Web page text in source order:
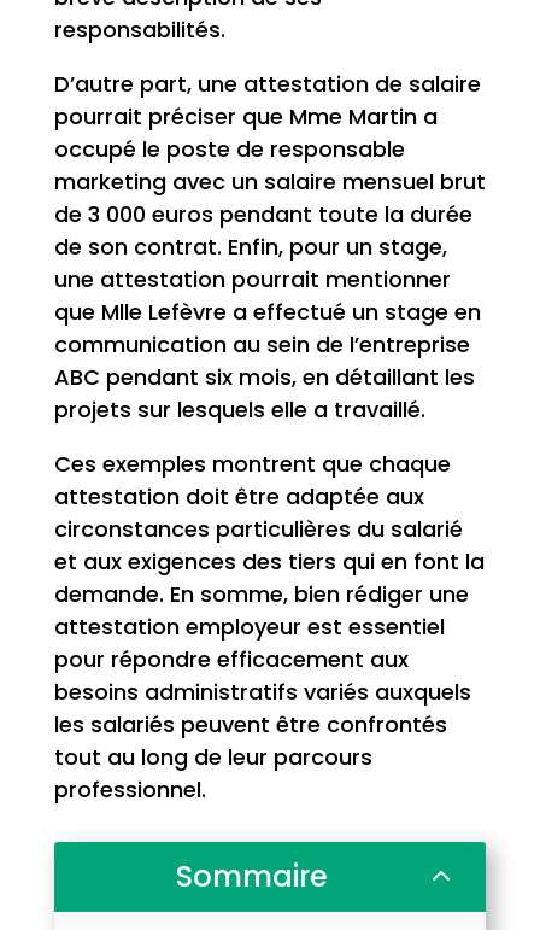
responsabilités.
D’autre part, une attestation de salaire
pourrait préciser que Mme Martin a
occupé le poste de responsable
marketing avec un salaire mensuel brut
de 3 000 euros pendant toute la durée
de son contrat. Enfin, pour un stage,
une attestation pourrait mentionner
que Mlle Lefèvre a effectué un stage en
communication au sein de l’entreprise
ABC pendant six mois, en détaillant les
projets sur lesquels elle a travaillé.
Ces exemples montrent que chaque
attestation doit être adaptée aux
circonstances particulières du salarié
et aux exigences des tiers qui en font la
demande. En somme, bien rédiger une
attestation employeur est essentiel
pour répondre efficacement aux
besoins administratifs variés auxquels
les salariés peuvent être confrontés
tout au long de leur parcours
professionnel.
Sommaire 2